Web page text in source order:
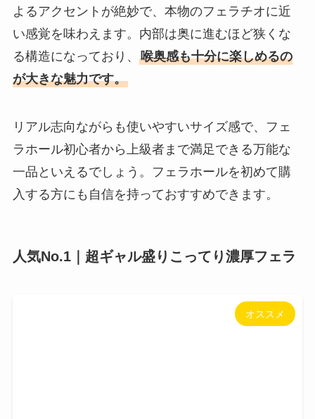
よるアクセントが絶妙で、本物のフェラチオに近
い感覚を味わえます。内部は奥に進むほど狭くな
る構造になっており、 喉奥感も十分に楽しめるの
が大きな魅力です。
リアル志向ながらも使いやすいサイズ感で、フェ
ラホール初心者から上級者まで満足できる万能な
一品といえるでしょう。フェラホールを初めて購
入する方にも自信を持っておすすめできます。
人気No.1｜超ギャル盛りこってり濃厚フェラ
オススメ